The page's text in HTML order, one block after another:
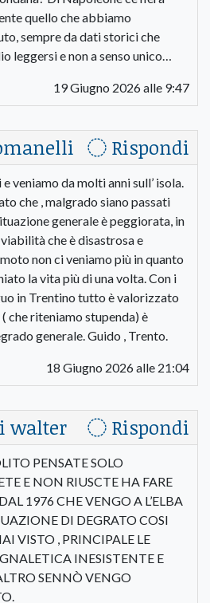
quello che abbiamo
sempre da dati storici che
leggersi e non a senso unico…
19 Giugno 2026 alle 9:47
Rispondi
veniamo da molti anni sull’ isola.
che , malgrado siano passati
generale è peggiorata, in
che è disastrosa e
non ci veniamo più in quanto
la vita più di una volta. Con i
in Trentino tutto è valorizzato
( che riteniamo stupenda) è
generale. Guido , Trento.
18 Giugno 2026 alle 21:04
walter Rispondi
PENSATE SOLO
E NON RIUSCTE HA FARE
1976 CHE VENGO A L’ELBA
DI DEGRATO COSI
VISTO , PRINCIPALE LE
INESISTENTE E
SENNÒ VENGO